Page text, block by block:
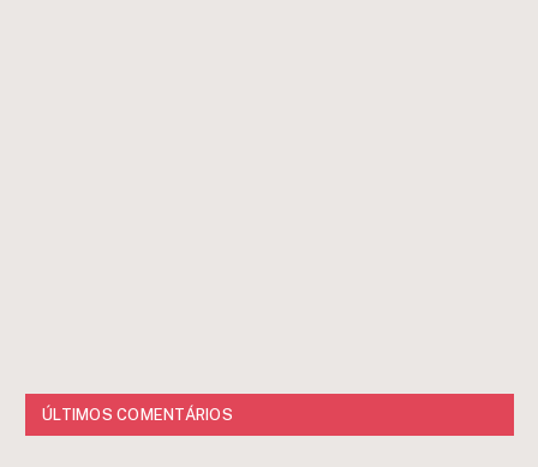
ÚLTIMOS COMENTÁRIOS